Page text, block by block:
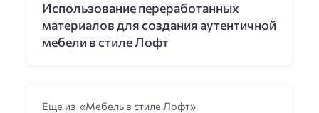
Использование переработанных
материалов для создания аутентичной
мебели в стиле Лофт
Еще из «Мебель в стиле Лофт»